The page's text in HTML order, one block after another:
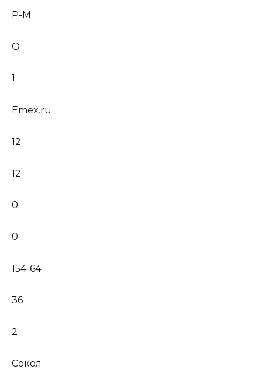
Р-М
О
1
Emex.ru
12
12
0
0
154-64
36
2
Сокол